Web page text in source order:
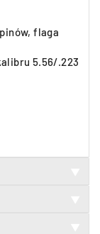
flaga
5.56/.223